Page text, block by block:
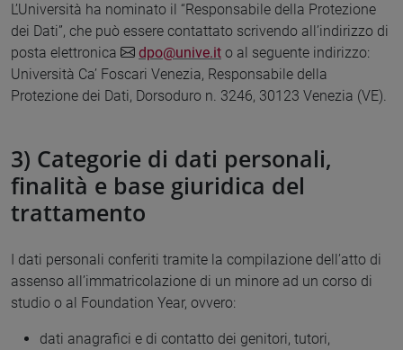
L’Università ha nominato il “Responsabile della Protezione
dei Dati”, che può essere contattato scrivendo all’indirizzo di
posta elettronica
dpo@unive.it o al seguente indirizzo:
Università Ca’ Foscari Venezia, Responsabile della
Protezione dei Dati, Dorsoduro n. 3246, 30123 Venezia (VE).
3) Categorie di dati personali,
finalità e base giuridica del
trattamento
I dati personali conferiti tramite la compilazione dell’atto di
assenso all’immatricolazione di un minore ad un corso di
studio o al Foundation Year, ovvero:
dati anagrafici e di contatto dei genitori, tutori,